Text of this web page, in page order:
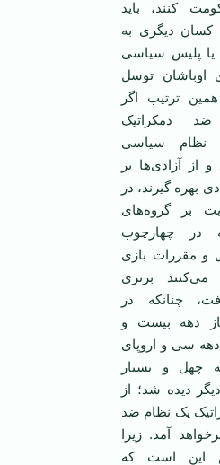
کنند، باید
کسان دیگری به
یا پلیس سیاسی
اوباشان توسل
ترتیب اگر
ضد دمکراتیک
نظام سیاسی
از آزادی‌ها بر
بهره گیرند، در
بر گروه‌های
در چهار‌چوب
و مقررات بازی
می‌کنند برتری
چنانکه در
دهه بیست و
دهه سی و اروپای
چهل و بسیار
دیده شد؛ از
یک نظام ضد
آمد. زیرا
این است که